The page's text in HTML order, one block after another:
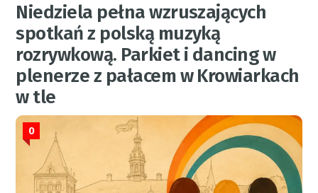
Niedziela pełna wzruszających
spotkań z polską muzyką
rozrywkową. Parkiet i dancing w
plenerze z pałacem w Krowiarkach
w tle
0